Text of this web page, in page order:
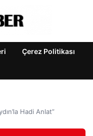
Çerez Politikası
Hadi Anlat”